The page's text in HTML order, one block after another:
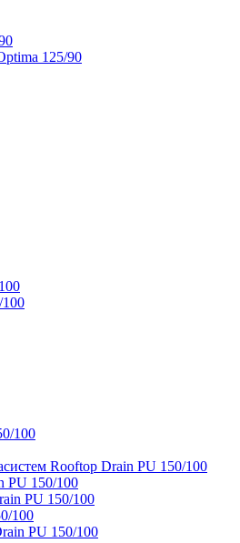
125/90
100
Rooftop Drain PU 150/100
PU 150/100
PU 150/100
100
PU 150/100